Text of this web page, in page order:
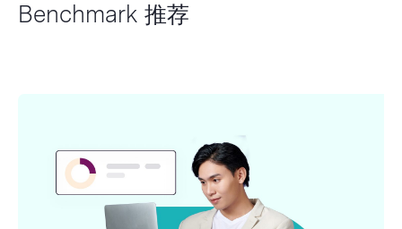
Benchmark 推荐